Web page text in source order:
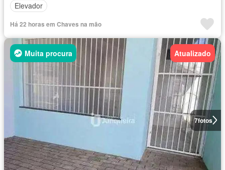
Elevador
Há 22 horas em Chaves na mão
7fotos
Muita procura Atualizado